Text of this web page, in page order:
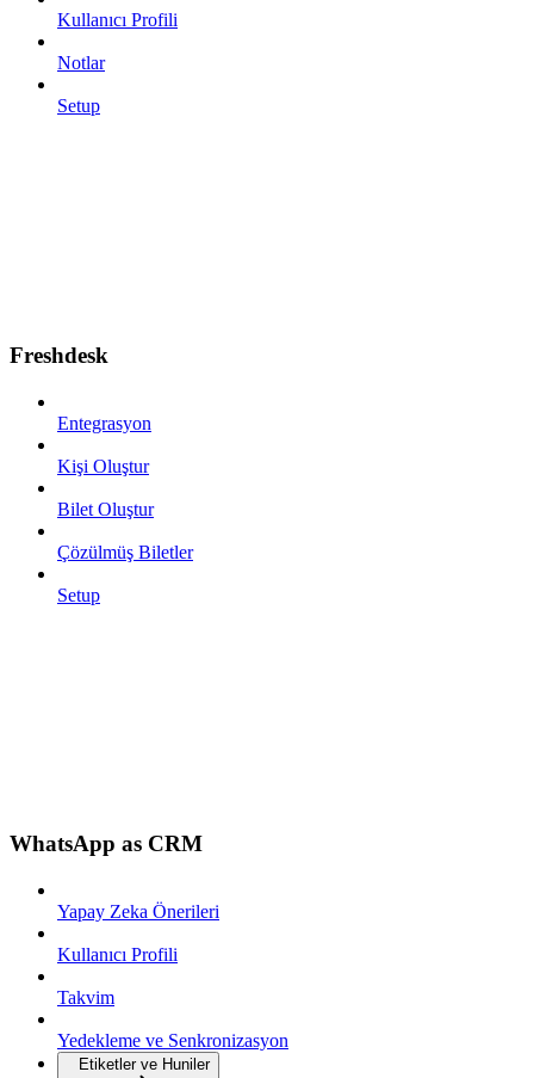
Kullanıcı Profili
Notlar
Setup
Freshdesk
Entegrasyon
Kişi Oluştur
Bilet Oluştur
Çözülmüş Biletler
Setup
WhatsApp as CRM
Yapay Zeka Önerileri
Kullanıcı Profili
Takvim
Yedekleme ve Senkronizasyon
Etiketler ve Huniler